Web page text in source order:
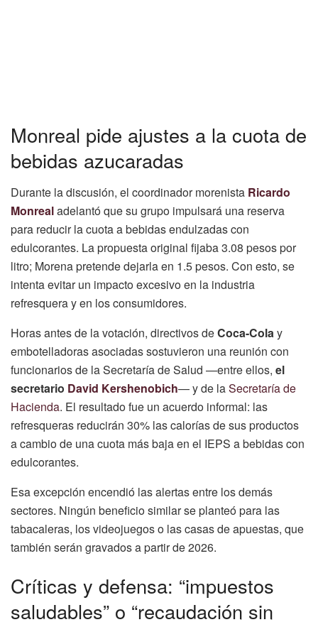
Monreal pide ajustes a la cuota de
bebidas azucaradas
Durante la discusión, el coordinador morenista Ricardo
Monrealadelantó que su grupo impulsará una reserva
para reducir la cuota a bebidas endulzadas con
edulcorantes. La propuesta original fijaba 3.08 pesos por
litro; Morena pretende dejarla en 1.5 pesos. Con esto, se
intenta evitar un impacto excesivo en la industria
refresquera y en los consumidores.
Horas antes de la votación, directivos deCoca-Colay
embotelladoras asociadas sostuvieron una reunión con
funcionarios de la Secretaría de Salud —entre ellos, el
secretario David Kershenobich— y de laSecretaría de
Hacienda. El resultado fue un acuerdo informal: las
refresqueras reducirán 30% las calorías de sus productos
a cambio de una cuota más baja en el IEPS a bebidas con
edulcorantes.
Esa excepción encendió las alertas entre los demás
sectores. Ningún beneficio similar se planteó para las
tabacaleras, los videojuegos o las casas de apuestas, que
también serán gravados a partir de 2026.
Críticas y defensa: “impuestos
saludables” o “recaudación sin